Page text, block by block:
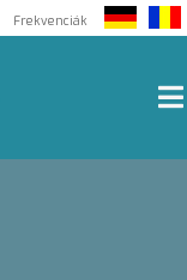
Frekvenciák